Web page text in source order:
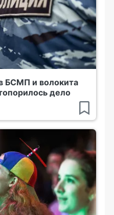
БСМП и волокита
дело